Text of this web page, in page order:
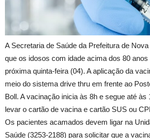
A Secretaria de Saúde da Prefeitura de
que os idosos com idade acima dos 80
próxima quinta-feira (04). A aplicação da
meio do sistema drive thru em frente ao
Boll. A vacinação inicia às 8h e segue até às
levar o cartão de vacina e cartão SUS ou
Os pacientes acamados devem ligar na
Saúde (3253-2188) para solicitar que a